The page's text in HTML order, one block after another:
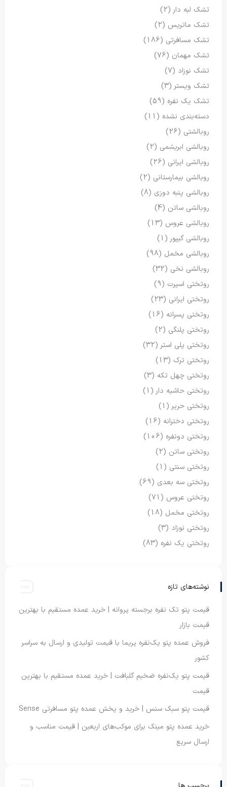
تشک لبه دار (2)
تشک ماتریس (2)
تشک مسافرتی (186)
تشک مهمان (76)
تشک نوزاد (7)
تشک ویستر (3)
تشک یک نفره (59)
دسته‌بندی نشده (11)
روبالشتی (26)
روبالشی ابریشمی (2)
روبالشی ایرانی (26)
روبالشی بیمارستانی (2)
روبالشی پنبه دوزی (8)
روبالشی ساتن (4)
روبالشی عروس (13)
روبالشی گیپور (1)
روبالشی مخمل (98)
روبالشی نخی (32)
روتختی اسپرت (9)
روتختی ایرانی (23)
روتختی پسرانه (16)
روتختی پلنگی (2)
روتختی پلی استر (32)
روتختی ترک (13)
روتختی چهل تکه (3)
روتختی حاشیه دار (1)
روتختی حریر (1)
روتختی دخترانه (16)
روتختی دونفره (106)
روتختی ساتن (2)
روتختی سنتی (1)
روتختی سه بعدی (69)
روتختی عروس (71)
روتختی مخمل (18)
روتختی نوزاد (3)
روتختی یک نفره (83)
نوشته‌های تازه
قیمت پتو تک نفره برجسته پروانه | خرید عمده مستقیم با بهترین
قیمت بازار
فروش عمده پتو یک‌نفره پریما با قیمت تولیدی و ارسال به سراسر
کشور
قیمت پتو یک‌نفره ضخیم گلبافت | خرید عمده مستقیم با بهترین
قیمت
قیمت پتو سبک سنس | خرید و پخش عمده پتو مسافرتی Sense
خرید عمده پتو مینک برای موکب‌های اربعین | قیمت مناسب و
ارسال سریع